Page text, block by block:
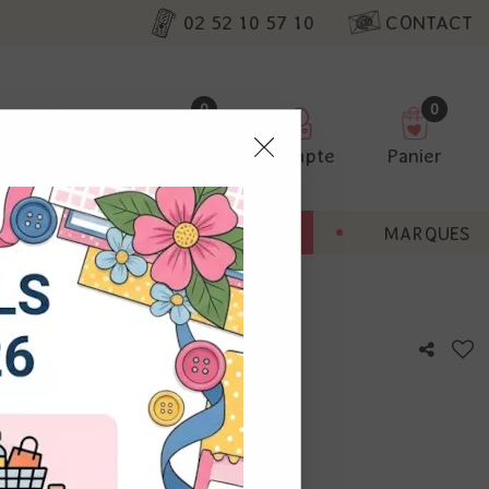
02 52 10 57 10 CONTACT
0
Compte
0
Panier
BONNES AFFAIRES MARQUES
avis !
nos
non
Vous
à droite